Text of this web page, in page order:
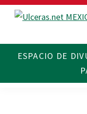
Saltar
Saltar
divulgativo
sobre